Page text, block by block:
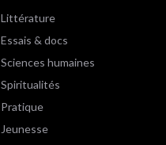
Littérature
Essais & docs
Sciences humaines
Spiritualités
Pratique
Jeunesse